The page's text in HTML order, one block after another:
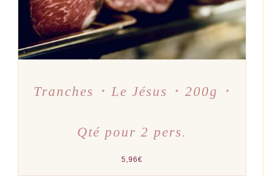
Tranches ･ Le Jésus ･ 200g ･
Qté pour 2 pers.
5,96€